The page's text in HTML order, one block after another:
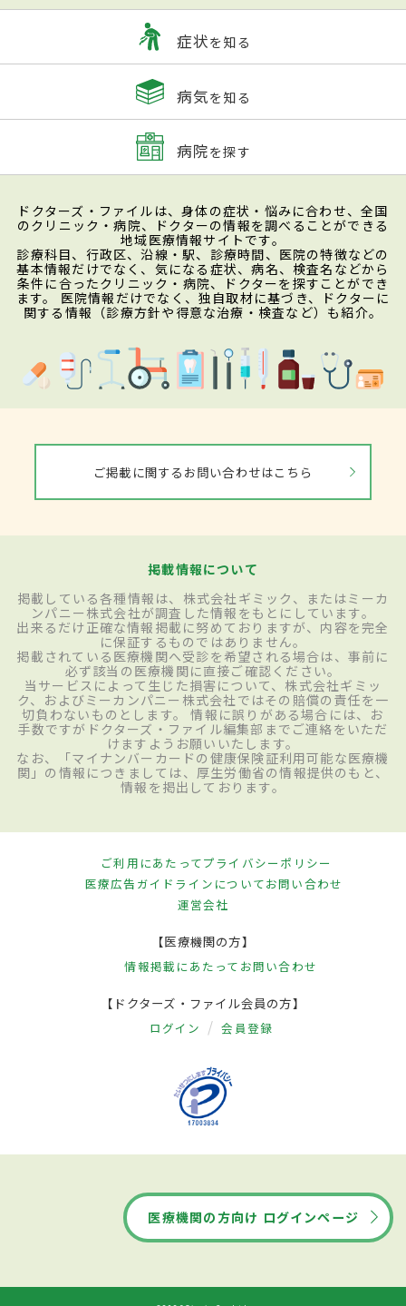
症状を知る
病気を知る
病院を探す
ドクターズ・ファイルは、身体の症状・悩みに合わせ、全国
のクリニック・病院、ドクターの情報を調べることができる
地域医療情報サイトです。
診療科目、行政区、沿線・駅、診療時間、医院の特徴などの
基本情報だけでなく、気になる症状、病名、検査名などから
条件に合ったクリニック・病院、ドクターを探すことができ
ます。 医院情報だけでなく、独自取材に基づき、ドクターに
関する情報（診療方針や得意な治療・検査など）も紹介。
ご掲載に関するお問い合わせはこちら
掲載情報について
掲載している各種情報は、株式会社ギミック、またはミーカ
ンパニー株式会社が調査した情報をもとにしています。
出来るだけ正確な情報掲載に努めておりますが、内容を完全
に保証するものではありません。
掲載されている医療機関へ受診を希望される場合は、事前に
必ず該当の医療機関に直接ご確認ください。
当サービスによって生じた損害について、株式会社ギミッ
ク、およびミーカンパニー株式会社ではその賠償の責任を一
切負わないものとします。 情報に誤りがある場合には、お
手数ですがドクターズ・ファイル編集部までご連絡をいただ
けますようお願いいたします。
なお、「マイナンバーカードの健康保険証利用可能な医療機
関」の情報につきましては、厚生労働省の情報提供のもと、
情報を掲出しております。
ご利用にあたってプライバシーポリシー
医療広告ガイドラインについてお問い合わせ
運営会社
【医療機関の方】
情報掲載にあたって お問い合わせ
【ドクターズ・ファイル会員の方】
ログイン 会員登録
医療機関の方向け ログインページ